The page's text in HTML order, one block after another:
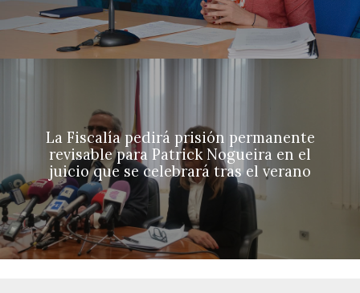
La Fiscalía pedirá prisión permanente
revisable para Patrick Nogueira en el
juicio que se celebrará tras el verano